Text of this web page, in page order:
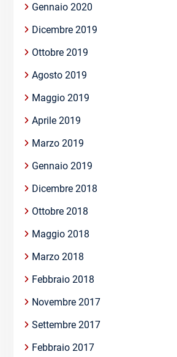
Gennaio 2020
Dicembre 2019
Ottobre 2019
Agosto 2019
Maggio 2019
Aprile 2019
Marzo 2019
Gennaio 2019
Dicembre 2018
Ottobre 2018
Maggio 2018
Marzo 2018
Febbraio 2018
Novembre 2017
Settembre 2017
Febbraio 2017